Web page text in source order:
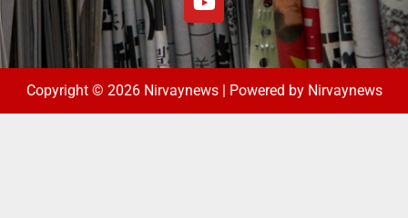
Copyright © 2026 Nirvaynews | Powered by Nirvaynews